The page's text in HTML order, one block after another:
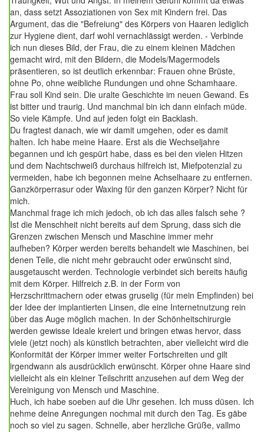
an, dass setzt Assoziationen von Sex mit Kindern frei. Das
Argument, das die "Befreiung" des Körpers von Haaren lediglich
zur Hygiene dient, darf wohl vernachlässigt werden. - Verbinde
ich nun dieses Bild, der Frau, die zu einem kleinen Mädchen
gemacht wird, mit den Bildern, die Models/Magermodels
präsentieren, so ist deutlich erkennbar: Frauen ohne Brüste,
ohne Po, ohne weibliche Rundungen und ohne Schamhaare.
Frau soll Kind sein. Die uralte Geschichte im neuen Gewand. Es
ist bitter und traurig. Und manchmal bin ich dann einfach müde.
So viele Kämpfe. Und auf jeden folgt ein Backlash.
Du fragtest danach, wie wir damit umgehen, oder es damit
halten. Ich habe meine Haare. Erst als die Wechseljahre
begannen und ich gespürt habe, dass es bei den vielen Hitzen
und dem Nachtschweiß durchaus hilfreich ist, Miefpotenzial zu
vermeiden, habe ich begonnen meine Achselhaare zu entfernen.
Ganzkörperrasur oder Waxing für den ganzen Körper? Nicht für
mich.
Manchmal frage ich mich jedoch, ob ich das alles falsch sehe ?
Ist die Menschheit nicht bereits auf dem Sprung, dass sich die
Grenzen zwischen Mensch und Maschine immer mehr
aufheben? Körper werden bereits behandelt wie Maschinen, bei
denen Teile, die nicht mehr gebraucht oder erwünscht sind,
ausgetauscht werden. Technologie verbindet sich bereits häufig
mit dem Körper. Hilfreich z.B. in der Form von
Herzschrittmachern oder etwas gruselig (für mein Empfinden) bei
der Idee der implantierten Linsen, die eine Internetnutzung rein
über das Auge möglich machen. In der Schönheitschirurgie
werden gewisse Ideale kreiert und bringen etwas hervor, dass
viele (jetzt noch) als künstlich betrachten, aber vielleicht wird die
Konformität der Körper immer weiter Fortschreiten und gilt
irgendwann als ausdrücklich erwünscht. Körper ohne Haare sind
vielleicht als ein kleiner Teilschritt anzusehen auf dem Weg der
Vereinigung von Mensch und Maschine.
Huch, ich habe soeben auf die Uhr gesehen. Ich muss düsen. Ich
nehme deine Anregungen nochmal mit durch den Tag. Es gäbe
noch so viel zu sagen. Schnelle, aber herzliche Grüße, vallmo